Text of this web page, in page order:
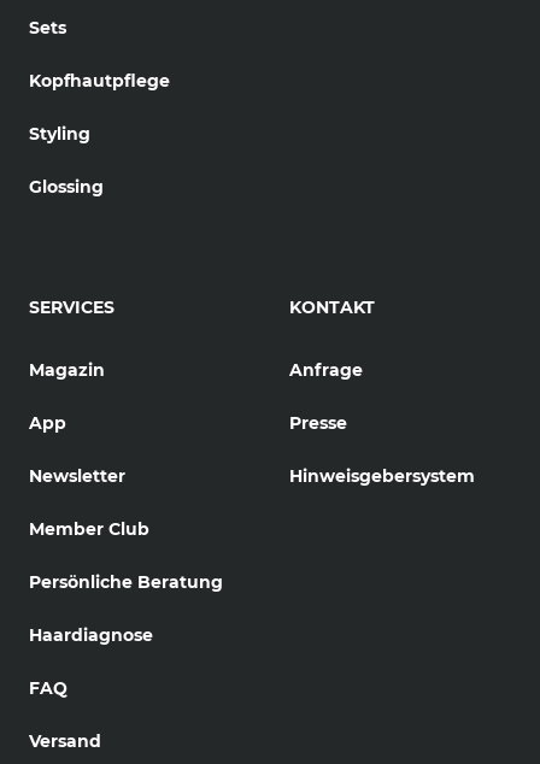
Sets
Kopfhautpflege
Styling
Glossing
SERVICES
Magazin
App
Newsletter
Member Club
Persönliche Beratung
Haardiagnose
FAQ
Versand
KONTAKT
Anfrage
Presse
Hinweisgebersystem